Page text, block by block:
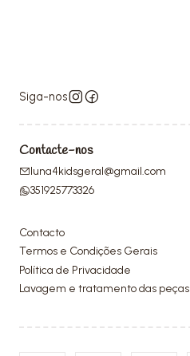
Siga-nos
Contacte-nos
luna4kidsgeral@gmail.com
351925773326
Contacto
Termos e Condições Gerais
Política de Privacidade
Lavagem e tratamento das peças